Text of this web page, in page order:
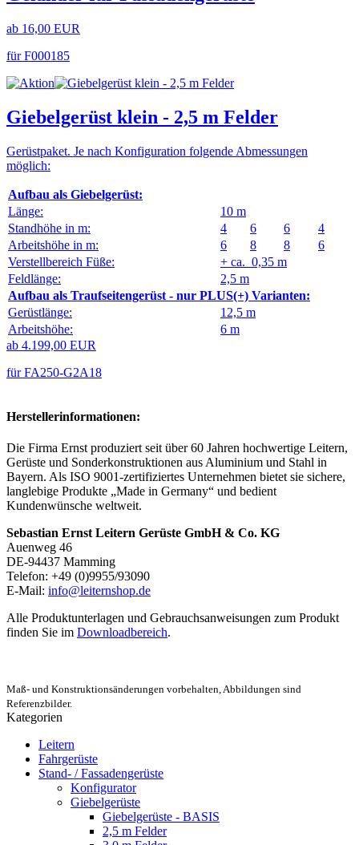
ab 16,00 EUR
für F000185
Giebelgerüst klein - 2,5 m Felder
Gerüstpaket. Je nach Konfiguration folgende Abmessungen
möglich:
Aufbau als Giebelgerüst:
Länge:
10 m
Standhöhe in m:
4 6 6
4
Arbeitshöhe in m:
6 8 8
6
Verstellbereich Füße:
+ ca. 0,35 m
Feldlänge:
2,5 m
Aufbau als Traufseitengerüst - nur PLUS(+) Varianten:
Gerüstlänge:
12,5 m
Arbeitshöhe:
6 m
ab 4.199,00 EUR
für FA250-G2A18
Herstellerinformationen:
Die Firma Ernst produziert seit über 60 Jahren hochwertige Leitern,
Gerüste und Sonderkonstruktionen aus Aluminium und Stahl in
Bayern. Als ISO 9001-zertifiziertes Unternehmen bietet sie sichere,
langlebige Produkte „Made in Germany“ und bedient
Kundenwünsche weltweit.
Sebastian Ernst Leitern Gerüste GmbH & Co. KG
Auenweg 46
DE-94437 Mamming
Telefon: +49 (0)9955/93090
E-Mail: info@leiternshop.de
Alle Produktunterlagen und Gebrauchsanweisungen zum Produkt
finden Sie im Downloadbereich.
Maß- und Konstruktionsänderungen vorbehalten, Abbildungen sind
Referenzbilder.
Kategorien
Leitern
Fahrgerüste
Stand- / Fassadengerüste
Konfigurator
Giebelgerüste
Giebelgerüste - BASIS
2,5 m Felder